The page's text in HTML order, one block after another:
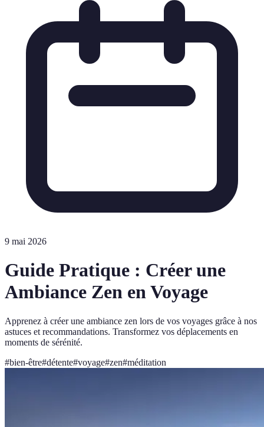
9 mai 2026
Guide Pratique : Créer une
Ambiance Zen en Voyage
Apprenez à créer une ambiance zen lors de vos voyages grâce à nos
astuces et recommandations. Transformez vos déplacements en
moments de sérénité.
#bien-être#détente#voyage#zen#méditation